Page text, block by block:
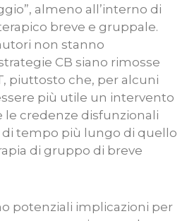
almeno all’interno di
breve e gruppale.
non stanno
CB siano rimosse
piuttosto che, per alcuni
più utile un intervento
le credenze disfunzionali
tempo più lungo di quello
di gruppo di breve
potenziali implicazioni per